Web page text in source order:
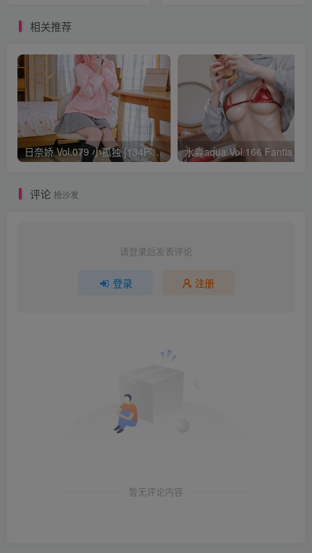
相关推荐
日奈娇 Vol.079 小孤独 [134P-1.84GB]
评论 抢沙发
请登录后发表评论
登录 注册
暂无评论内容